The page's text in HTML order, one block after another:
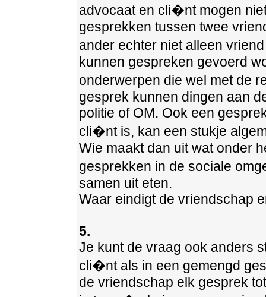
advocaat en cli�nt mogen
gesprekken tussen twee
ander echter niet alleen
kunnen gespreken gevoerd
onderwerpen die wel met de
gesprek kunnen dingen aan
politie of OM. Ook een
cli�nt is, kan een stukje
Wie maakt dan uit wat onder
gesprekken in de sociale
samen uit eten.
Waar eindigt de vriendschap
5.
Je kunt de vraag ook anders
cli�nt als in een gemengd
de vriendschap elk gesprek